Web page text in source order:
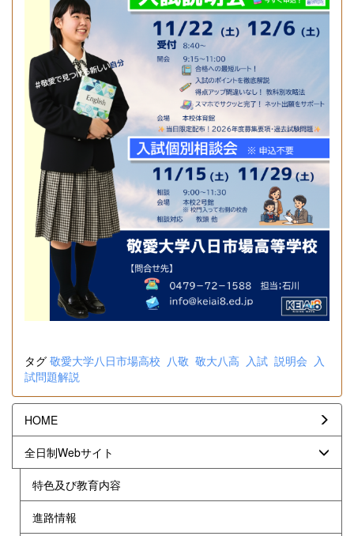
タグ 敬愛大学八日市場高校 八敬 敬大八高 入試 説明会 入
試問題解説
HOME
全日制Webサイト
特色及び教育内容
進路情報